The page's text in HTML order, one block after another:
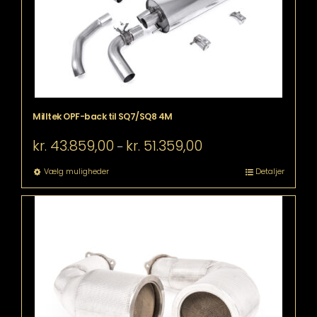
varesiden
Milltek OPF-back til SQ7/SQ8 4M
kr. 43.859,00 – kr. 51.359,00
Vælg mulighederDette
vare
har
vælges
på
varesiden
Detaljer